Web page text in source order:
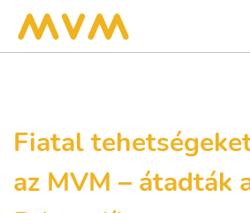
Fiatal
az MVM – átadták